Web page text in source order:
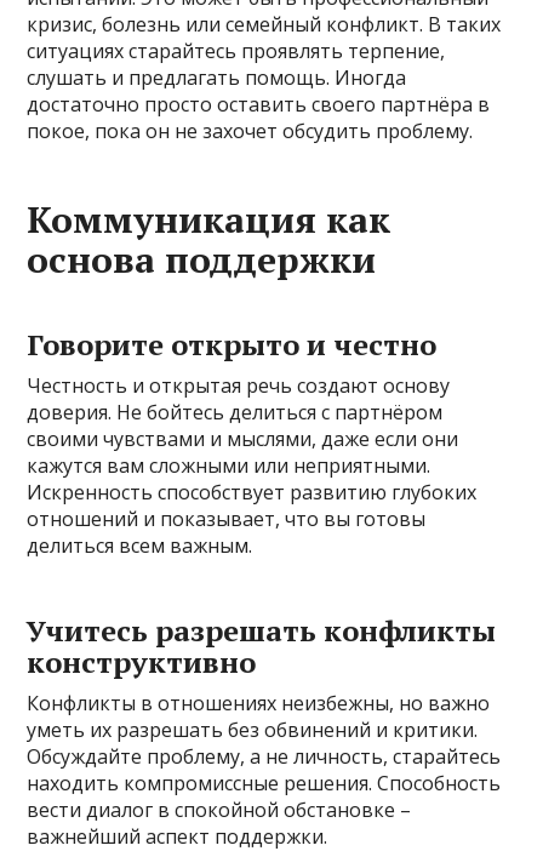
кризис, болезнь или семейный конфликт. В таких
ситуациях старайтесь проявлять терпение,
слушать и предлагать помощь. Иногда
достаточно просто оставить своего партнёра в
покое, пока он не захочет обсудить проблему.
Коммуникация как
основа поддержки
Говорите открыто и честно
Честность и открытая речь создают основу
доверия. Не бойтесь делиться с партнёром
своими чувствами и мыслями, даже если они
кажутся вам сложными или неприятными.
Искренность способствует развитию глубоких
отношений и показывает, что вы готовы
делиться всем важным.
Учитесь разрешать конфликты
конструктивно
Конфликты в отношениях неизбежны, но важно
уметь их разрешать без обвинений и критики.
Обсуждайте проблему, а не личность, старайтесь
находить компромиссные решения. Способность
вести диалог в спокойной обстановке –
важнейший аспект поддержки.